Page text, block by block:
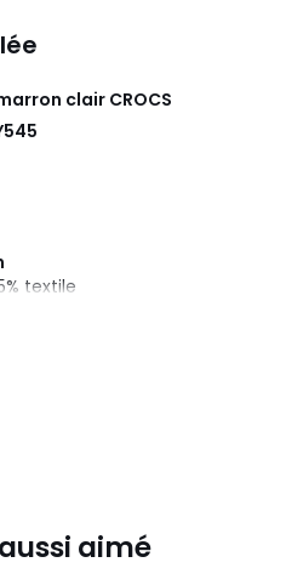
clair CROCS
textile
aimé